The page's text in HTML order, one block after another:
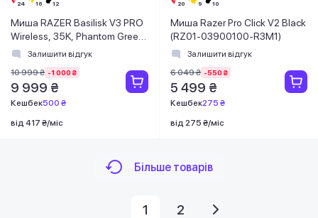
Миша RAZER Basilisk V3 PRO
Wireless, 35K, Phantom Green
(RZ01-05240300-R3G1)
Залишити відгук
10 999 ₴ -1 000 ₴
9 999 ₴
Кешбек500 ₴
від 417 ₴/міс
Миша Razer Pro Click V2 Black
(RZ01-03900100-R3M1)
Залишити відгук
6 049 ₴ -550 ₴
5 499 ₴
Кешбек275 ₴
від 275 ₴/міс
Більше товарів
1 2